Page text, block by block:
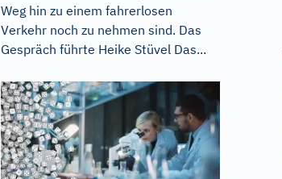
Weg hin zu einem fahrerlosen
Verkehr noch zu nehmen sind. Das
Gespräch führte Heike Stüvel Das...